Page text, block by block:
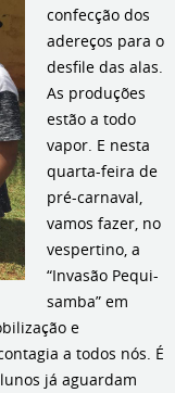
confecção dos
adereços para o
desfile das alas.
As produções
estão a todo
vapor. E nesta
quarta-feira de
pré-carnaval,
vamos fazer, no
vespertino, a
“Invasão Pequi-
samba” em
e
a todos nós. É
já aguardam